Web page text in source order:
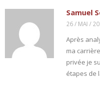
Samuel
26 / MAI /
Après
ma
privée je
étapes de